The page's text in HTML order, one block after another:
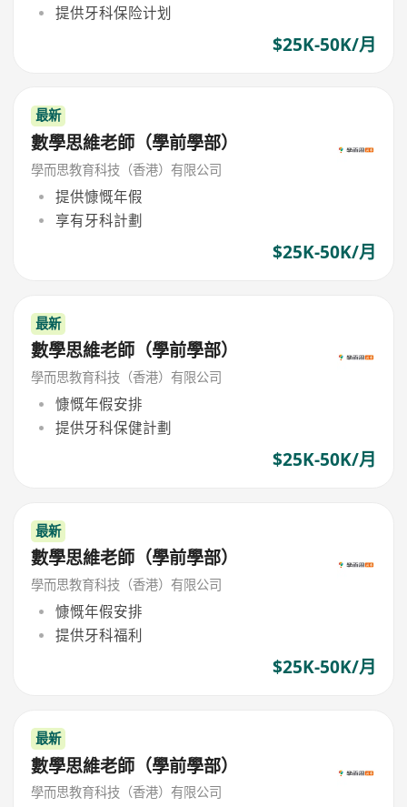
提供牙科保险计划
$25K-50K/月
最新
數學思維老師（學前學部）
學而思教育科技（香港）有限公司
提供慷慨年假
享有牙科計劃
$25K-50K/月
最新
數學思維老師（學前學部）
學而思教育科技（香港）有限公司
慷慨年假安排
提供牙科保健計劃
$25K-50K/月
最新
數學思維老師（學前學部）
學而思教育科技（香港）有限公司
慷慨年假安排
提供牙科福利
$25K-50K/月
最新
數學思維老師（學前學部）
學而思教育科技（香港）有限公司